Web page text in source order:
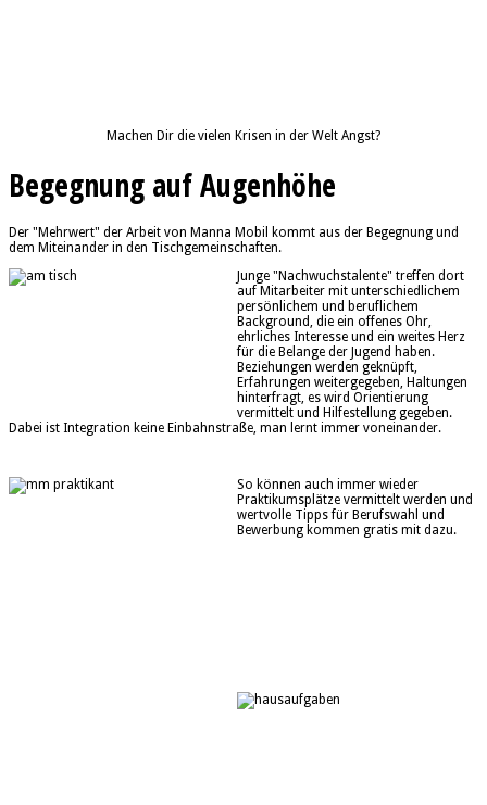
Machen Dir die vielen Krisen in der Welt Angst?
Begegnung auf Augenhöhe
Der "Mehrwert" der Arbeit von Manna Mobil kommt aus der Begegnung und
dem Miteinander in den Tischgemeinschaften.
Junge "Nachwuchstalente" treffen dort
auf Mitarbeiter mit unterschiedlichem
persönlichem und beruflichem
Background, die ein offenes Ohr,
ehrliches Interesse und ein weites Herz
für die Belange der Jugend haben.
Beziehungen werden geknüpft,
Erfahrungen weitergegeben, Haltungen
hinterfragt, es wird Orientierung
vermittelt und Hilfestellung gegeben.
Dabei ist Integration keine Einbahnstraße, man lernt immer voneinander.
So können auch immer wieder
Praktikumsplätze vermittelt werden und
wertvolle Tipps für Berufswahl und
Bewerbung kommen gratis mit dazu.